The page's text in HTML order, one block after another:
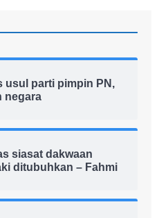
usul parti pimpin PN,
negara
siasat dakwaan
ditubuhkan – Fahmi